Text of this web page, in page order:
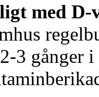
med D-
3 gånger i